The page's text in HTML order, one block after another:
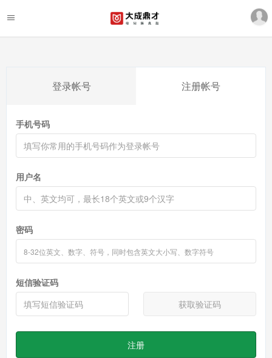
登录帐号 注册帐号
手机号码
用户名
密码
短信验证码
获取验证码
注册